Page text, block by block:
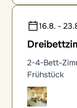
16.8. -
2-4-Bett-
Frühstück